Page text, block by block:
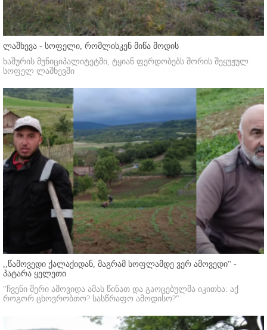
ლაშხევა - სოფელი, რომლისკენ მიწა მოდის
ხაშურის მუნიციპალიტეტში, ტყიან ფერდობებს შორის შეყუჟულ
სოფელ ლაშხევში
,,წამოვედი ქალაქიდან, მაგრამ სოფლამდე ვერ ამოვედი'' -
პატარა ყელეთი
"ჩვენი მერი ამოვიდა ამას წინათ და გაოცებულმა იკითხა: აქ
როგორ ცხოვრობთო? სასწრაფო ამოდისო?"